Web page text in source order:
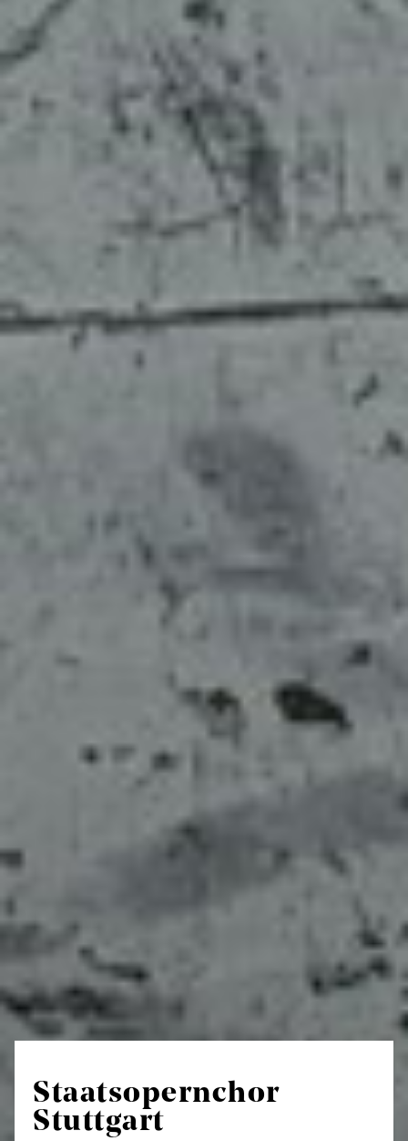
Staatsopernchor
Stuttgart